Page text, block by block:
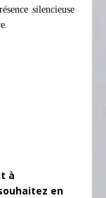
silencieuse
à
en